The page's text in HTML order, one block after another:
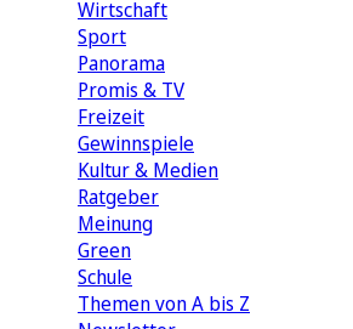
Wirtschaft
Sport
Panorama
Promis & TV
Freizeit
Gewinnspiele
Kultur & Medien
Ratgeber
Meinung
Green
Schule
Themen von A bis Z